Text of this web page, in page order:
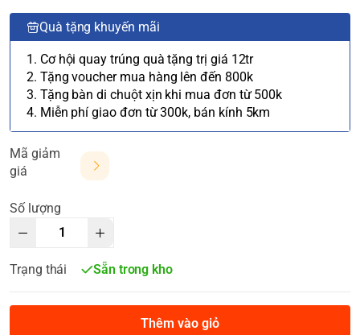
Quà tặng khuyến mãi
1. Cơ hội quay trúng quà tặng trị giá 12tr
2. Tặng voucher mua hàng lên đến 800k
3. Tặng bàn di chuột xịn khi mua đơn từ 500k
4. Miễn phí giao đơn từ 300k, bán kính 5km
Mã giảm
giá
Số lượng
Trạng thái Sẵn trong kho
Thêm vào giỏ